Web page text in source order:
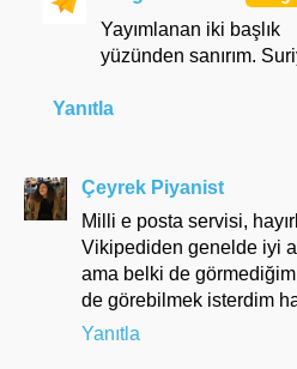
Yayımlanan iki başlık
yüzünden sanırım.
Yanıtla
Çeyrek Piyanist
Milli e posta servisi,
Vikipediden genelde iyi
ama belki de
de görebilmek isterdim
Yanıtla